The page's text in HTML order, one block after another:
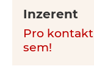
Inzerent
Pro
sem!